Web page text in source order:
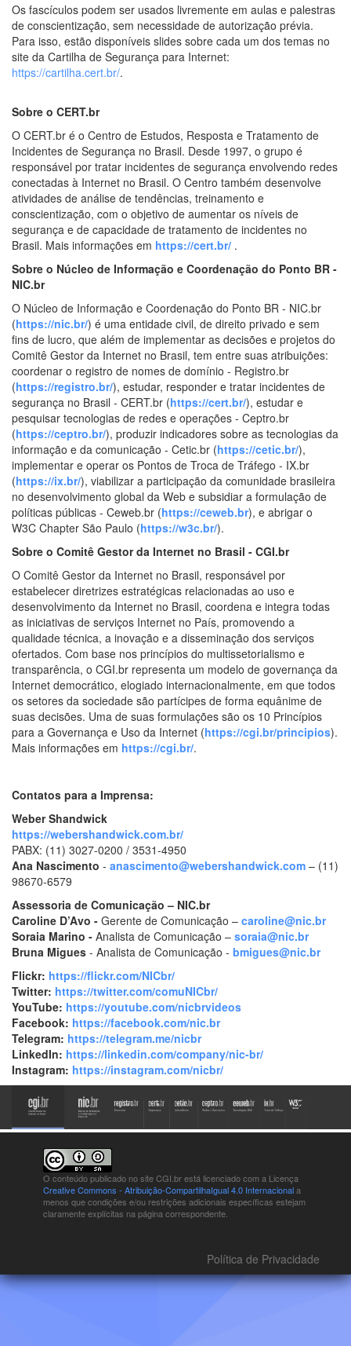
Os fascículos podem ser usados livremente em aulas e palestras
de conscientização, sem necessidade de autorização prévia.
Para isso, estão disponíveis slides sobre cada um dos temas no
site da Cartilha de Segurança para Internet:
https://cartilha.cert.br/.
Sobre o CERT.br
O CERT.br é o Centro de Estudos, Resposta e Tratamento de
Incidentes de Segurança no Brasil. Desde 1997, o grupo é
responsável por tratar incidentes de segurança envolvendo redes
conectadas à Internet no Brasil. O Centro também desenvolve
atividades de análise de tendências, treinamento e
conscientização, com o objetivo de aumentar os níveis de
segurança e de capacidade de tratamento de incidentes no
Brasil. Mais informações em https://cert.br/ .
Sobre o Núcleo de Informação e Coordenação do Ponto BR -
NIC.br
O Núcleo de Informação e Coordenação do Ponto BR - NIC.br
(https://nic.br/) é uma entidade civil, de direito privado e sem
fins de lucro, que além de implementar as decisões e projetos do
Comitê Gestor da Internet no Brasil, tem entre suas atribuições:
coordenar o registro de nomes de domínio - Registro.br
(https://registro.br/), estudar, responder e tratar incidentes de
segurança no Brasil - CERT.br (https://cert.br/), estudar e
pesquisar tecnologias de redes e operações - Ceptro.br
(https://ceptro.br/), produzir indicadores sobre as tecnologias da
informação e da comunicação - Cetic.br (https://cetic.br/),
implementar e operar os Pontos de Troca de Tráfego - IX.br
(https://ix.br/), viabilizar a participação da comunidade brasileira
no desenvolvimento global da Web e subsidiar a formulação de
políticas públicas - Ceweb.br (https://ceweb.br), e abrigar o
W3C Chapter São Paulo (https://w3c.br/).
Sobre o Comitê Gestor da Internet no Brasil - CGI.br
O Comitê Gestor da Internet no Brasil, responsável por
estabelecer diretrizes estratégicas relacionadas ao uso e
desenvolvimento da Internet no Brasil, coordena e integra todas
as iniciativas de serviços Internet no País, promovendo a
qualidade técnica, a inovação e a disseminação dos serviços
ofertados. Com base nos princípios do multissetorialismo e
transparência, o CGI.br representa um modelo de governança da
Internet democrático, elogiado internacionalmente, em que todos
os setores da sociedade são partícipes de forma equânime de
suas decisões. Uma de suas formulações são os 10 Princípios
para a Governança e Uso da Internet (https://cgi.br/principios).
Mais informações em https://cgi.br/.
Contatos para a Imprensa:
Weber Shandwick
https://webershandwick.com.br/
PABX: (11) 3027-0200 / 3531-4950
Ana Nascimento - anascimento@webershandwick.com – (11)
98670-6579
Assessoria de Comunicação – NIC.br
Caroline D’Avo - Gerente de Comunicação – caroline@nic.br
Soraia Marino - Analista de Comunicação – soraia@nic.br
Bruna Migues - Analista de Comunicação - bmigues@nic.br
Flickr: https://flickr.com/NICbr/
Twitter: https://twitter.com/comuNICbr/
YouTube: https://youtube.com/nicbrvideos
Facebook: https://facebook.com/nic.br
Telegram: https://telegram.me/nicbr
LinkedIn: https://linkedin.com/company/nic-br/
Instagram: https://instagram.com/nicbr/
O conteúdo publicado no site CGI.br está licenciado com a Licença
Creative Commons - Atribuição-CompartilhaIgual 4.0 Internacionala
menos que condições e/ou restrições adicionais específicas estejam
claramente explícitas na página correspondente.
Política de Privacidade